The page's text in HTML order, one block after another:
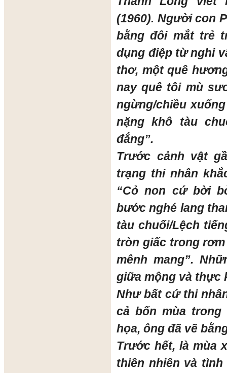
(1960). Người con
bằng đôi mắt trẻ
dụng điệp từ nghi
thơ, một quê
nay quê tôi mù
ngừng/chiều
nặng khô tàu
đắng”.
Trước cảnh vật
trạng thi nhân
“Cỏ non cứ bời
bước nghé lang
tàu chuối/Lệch
tròn giấc trong
mênh mang”.
giữa mộng và thực
Như bất cứ thi
cả bốn mùa trong
họa, ông đã vẽ
Trước hết, là mùa
thiên nhiên và